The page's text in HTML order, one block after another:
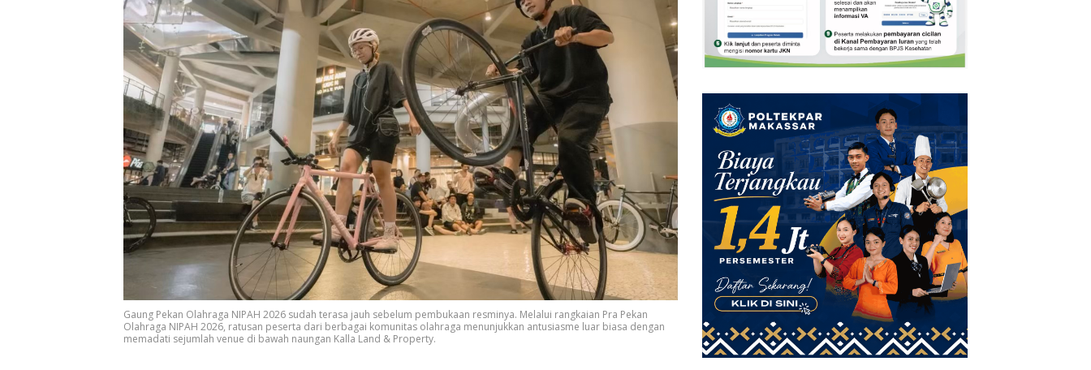
Gaung Pekan Olahraga NIPAH 2026 sudah terasa jauh sebelum pembukaan resminya. Melalui rangkaian Pra Pekan
Olahraga NIPAH 2026, ratusan peserta dari berbagai komunitas olahraga menunjukkan antusiasme luar biasa dengan
memadati sejumlah venue di bawah naungan Kalla Land & Property.